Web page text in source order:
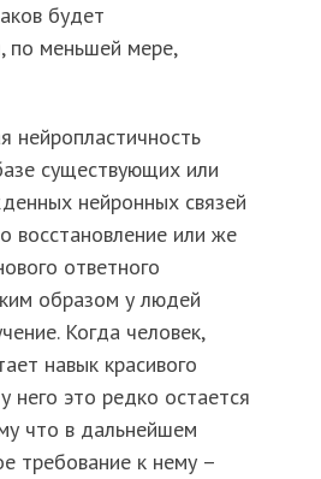
будет
по меньшей мере,
нейропластичность
существующих или
нейронных связей
восстановление или же
ответного
образом у людей
Когда человек,
навык красивого
него это редко остается
что в дальнейшем
требование к нему –